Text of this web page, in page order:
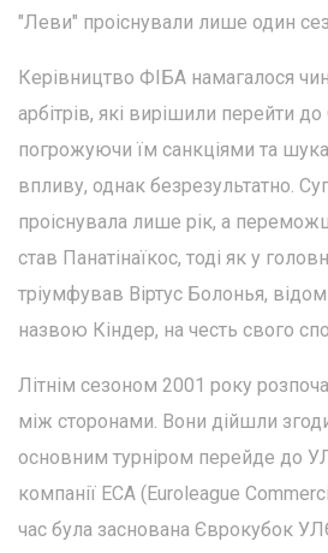
"Леви" проіснували лише один
Керівництво ФІБА намагалося
арбітрів, які вирішили перейти до
погрожуючи їм санкціями та
впливу, однак безрезультатно.
проіснувала лише рік, а
став Панатінаїкос, тоді як у
тріумфував Віртус Болонья,
назвою Кіндер, на честь свого
Літнім сезоном 2001 року
між сторонами. Вони дійшли
основним турніром перейде до
компанії ECA (Euroleague
час була заснована Єврокубок